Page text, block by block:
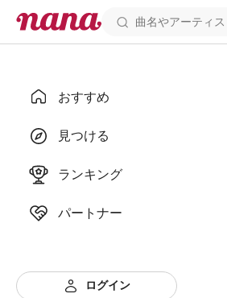
おすすめ
見つける
ランキング
パートナー
ログイン